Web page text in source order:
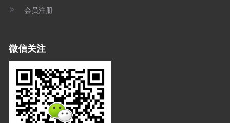
会员注册
微信关注